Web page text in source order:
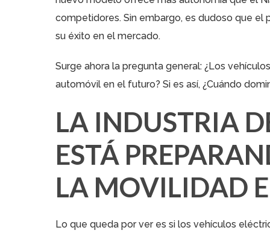
competidores. Sin embargo, es dudoso que
su éxito en el mercado.
Surge ahora la pregunta general: ¿Los
automóvil en el futuro? Si es así, ¿Cuándo
LA INDUSTRIA
ESTÁ
LA MOVILIDAD
Lo que queda por ver es si los vehículos